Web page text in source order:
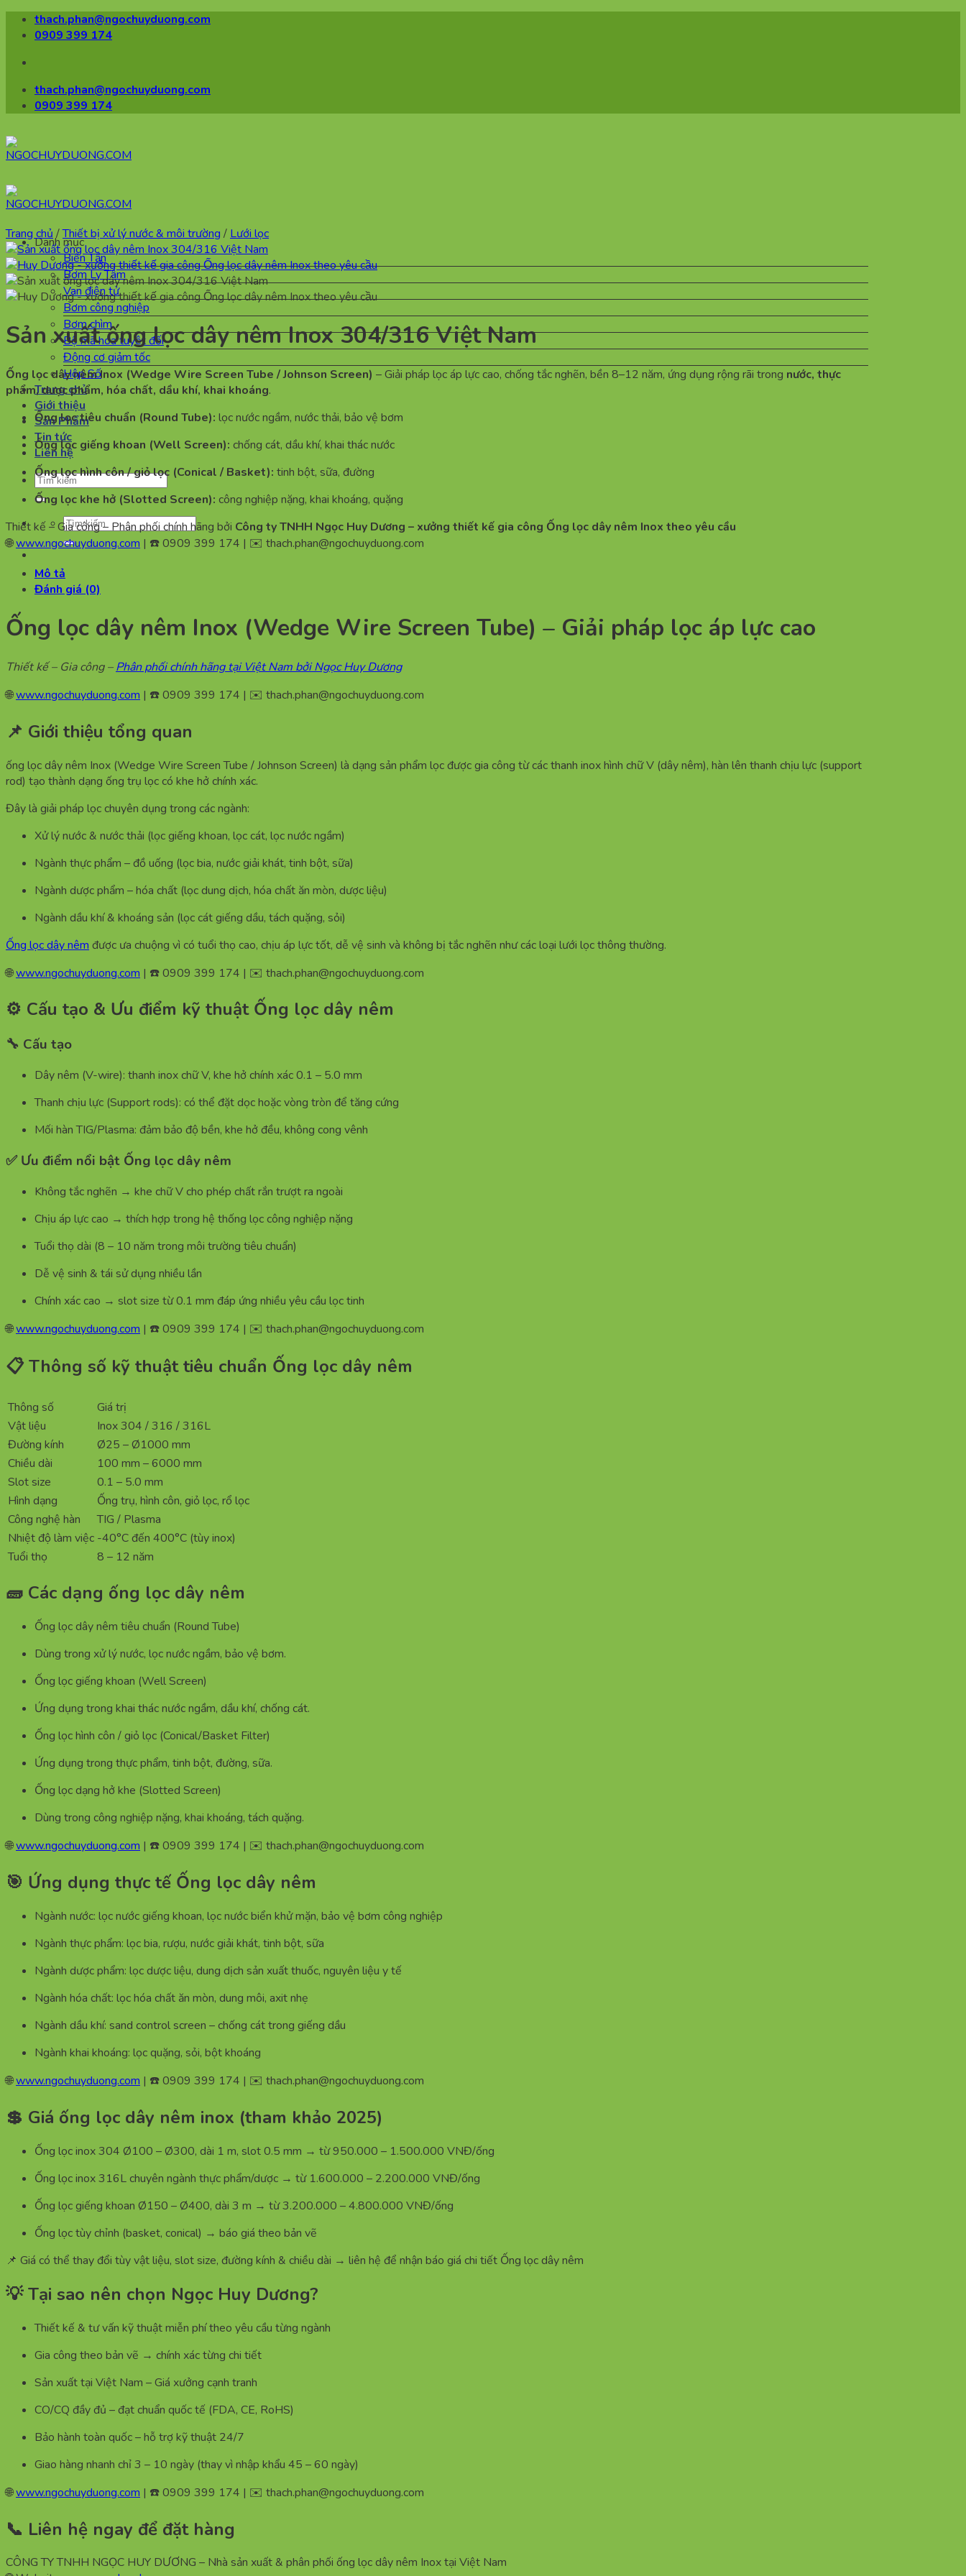
qua
dung
thach.phan@ngochuyduong.com
0909 399 174
thach.phan@ngochuyduong.com
0909 399 174
Danh mục
Biến Tần
Bơm Ly Tâm
Van điện tử
Bơm công nghiệp
Bơm chìm
Bộ mã hóa tuyệt đối
Động cơ giảm tốc
Hộp Số
Trang chủ
Giới thiệu
Sản Phẩm
Tin tức
Liên hệ
Tìm
kiếm:
Tìm
kiếm:
Trang chủ /Thiết bị xử lý nước & môi trường / Lưới lọc
Sản xuất ống lọc dây nêm Inox 304/316 Việt Nam
Ống lọc dây nêm Inox (Wedge Wire Screen Tube / Johnson Screen) – Giải pháp lọc áp lực cao, chống tắc nghẽn, bền 8–12 năm, ứng dụng rộng rãi trong nước, thực
phẩm, dược phẩm, hóa chất, dầu khí, khai khoáng.
Ống lọc tiêu chuẩn (Round Tube): lọc nước ngầm, nước thải, bảo vệ bơm
Ống lọc giếng khoan (Well Screen): chống cát, dầu khí, khai thác nước
Ống lọc hình côn / giỏ lọc (Conical / Basket): tinh bột, sữa, đường
Ống lọc khe hở (Slotted Screen): công nghiệp nặng, khai khoáng, quặng
Thiết kế – Gia công – Phân phối chính hãng bởi Công ty TNHH Ngọc Huy Dương – xưởng thiết kế gia công Ống lọc dây nêm Inox theo yêu cầu
🌐www.ngochuyduong.com | ☎️ 0909 399 174 | ✉️ thach.phan@ngochuyduong.com
Mô tả
Đánh giá (0)
Ống lọc dây nêm Inox (Wedge Wire Screen Tube) – Giải pháp lọc áp lực cao
Thiết kế – Gia công –Phân phối chính hãng tại Việt Nam bởi Ngọc Huy Dương
🌐www.ngochuyduong.com | ☎️ 0909 399 174 | ✉️ thach.phan@ngochuyduong.com
📌 Giới thiệu tổng quan
ống lọc dây nêm Inox (Wedge Wire Screen Tube / Johnson Screen) là dạng sản phẩm lọc được gia công từ các thanh inox hình chữ V (dây nêm), hàn lên thanh chịu lực (support
rod) tạo thành dạng ống trụ lọc có khe hở chính xác.
Đây là giải pháp lọc chuyên dụng trong các ngành:
Xử lý nước & nước thải (lọc giếng khoan, lọc cát, lọc nước ngầm)
Ngành thực phẩm – đồ uống (lọc bia, nước giải khát, tinh bột, sữa)
Ngành dược phẩm – hóa chất (lọc dung dịch, hóa chất ăn mòn, dược liệu)
Ngành dầu khí & khoáng sản (lọc cát giếng dầu, tách quặng, sỏi)
Ống lọc dây nêm được ưa chuộng vì có tuổi thọ cao, chịu áp lực tốt, dễ vệ sinh và không bị tắc nghẽn như các loại lưới lọc thông thường.
🌐www.ngochuyduong.com | ☎️ 0909 399 174 | ✉️ thach.phan@ngochuyduong.com
⚙️ Cấu tạo & Ưu điểm kỹ thuật Ống lọc dây nêm
🔧 Cấu tạo
Dây nêm (V-wire): thanh inox chữ V, khe hở chính xác 0.1 – 5.0 mm
Thanh chịu lực (Support rods): có thể đặt dọc hoặc vòng tròn để tăng cứng
Mối hàn TIG/Plasma: đảm bảo độ bền, khe hở đều, không cong vênh
✅ Ưu điểm nổi bật Ống lọc dây nêm
Không tắc nghẽn → khe chữ V cho phép chất rắn trượt ra ngoài
Chịu áp lực cao → thích hợp trong hệ thống lọc công nghiệp nặng
Tuổi thọ dài (8 – 10 năm trong môi trường tiêu chuẩn)
Dễ vệ sinh & tái sử dụng nhiều lần
Chính xác cao → slot size từ 0.1 mm đáp ứng nhiều yêu cầu lọc tinh
🌐www.ngochuyduong.com | ☎️ 0909 399 174 | ✉️ thach.phan@ngochuyduong.com
📋 Thông số kỹ thuật tiêu chuẩn Ống lọc dây nêm
Thông số
Giá trị
Vật liệu
Inox 304 / 316 / 316L
Đường kính
Ø25 – Ø1000 mm
Chiều dài
100 mm – 6000 mm
Slot size
0.1 – 5.0 mm
Hình dạng
Ống trụ, hình côn, giỏ lọc, rổ lọc
Công nghệ hàn
TIG / Plasma
Nhiệt độ làm việc -40°C đến 400°C (tùy inox)
Tuổi thọ
8 – 12 năm
🧱 Các dạng ống lọc dây nêm
Ống lọc dây nêm tiêu chuẩn (Round Tube)
Dùng trong xử lý nước, lọc nước ngầm, bảo vệ bơm.
Ống lọc giếng khoan (Well Screen)
Ứng dụng trong khai thác nước ngầm, dầu khí, chống cát.
Ống lọc hình côn / giỏ lọc (Conical/Basket Filter)
Ứng dụng trong thực phẩm, tinh bột, đường, sữa.
Ống lọc dạng hở khe (Slotted Screen)
Dùng trong công nghiệp nặng, khai khoáng, tách quặng.
🌐www.ngochuyduong.com | ☎️ 0909 399 174 | ✉️ thach.phan@ngochuyduong.com
🎯 Ứng dụng thực tế Ống lọc dây nêm
Ngành nước: lọc nước giếng khoan, lọc nước biển khử mặn, bảo vệ bơm công nghiệp
Ngành thực phẩm: lọc bia, rượu, nước giải khát, tinh bột, sữa
Ngành dược phẩm: lọc dược liệu, dung dịch sản xuất thuốc, nguyên liệu y tế
Ngành hóa chất: lọc hóa chất ăn mòn, dung môi, axit nhẹ
Ngành dầu khí: sand control screen – chống cát trong giếng dầu
Ngành khai khoáng: lọc quặng, sỏi, bột khoáng
🌐www.ngochuyduong.com | ☎️ 0909 399 174 | ✉️ thach.phan@ngochuyduong.com
💲 Giá ống lọc dây nêm inox (tham khảo 2025)
Ống lọc inox 304 Ø100 – Ø300, dài 1 m, slot 0.5 mm → từ 950.000 – 1.500.000 VNĐ/ống
Ống lọc inox 316L chuyên ngành thực phẩm/dược → từ 1.600.000 – 2.200.000 VNĐ/ống
Ống lọc giếng khoan Ø150 – Ø400, dài 3 m → từ 3.200.000 – 4.800.000 VNĐ/ống
Ống lọc tùy chỉnh (basket, conical) → báo giá theo bản vẽ
📌 Giá có thể thay đổi tùy vật liệu, slot size, đường kính & chiều dài → liên hệ để nhận báo giá chi tiết Ống lọc dây nêm
💡 Tại sao nên chọn Ngọc Huy Dương?
Thiết kế & tư vấn kỹ thuật miễn phí theo yêu cầu từng ngành
Gia công theo bản vẽ → chính xác từng chi tiết
Sản xuất tại Việt Nam – Giá xưởng cạnh tranh
CO/CQ đầy đủ – đạt chuẩn quốc tế (FDA, CE, RoHS)
Bảo hành toàn quốc – hỗ trợ kỹ thuật 24/7
Giao hàng nhanh chỉ 3 – 10 ngày (thay vì nhập khẩu 45 – 60 ngày)
🌐www.ngochuyduong.com | ☎️ 0909 399 174 | ✉️ thach.phan@ngochuyduong.com
📞 Liên hệ ngay để đặt hàng
CÔNG TY TNHH NGỌC HUY DƯƠNG – Nhà sản xuất & phân phối ống lọc dây nêm Inox tại Việt Nam